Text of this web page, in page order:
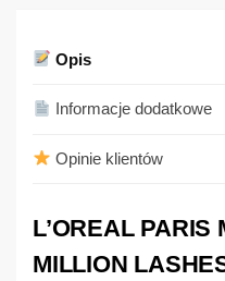
Opis
Informacje dodatkowe
Opinie klientów
L’OREAL PARIS
MILLION